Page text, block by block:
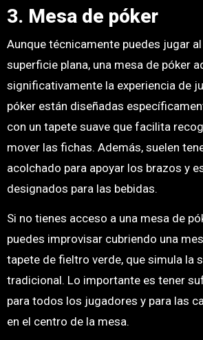
3. Mesa de póker
Aunque técnicamente puedes jugar
superficie plana, una mesa de póker
significativamente la experiencia de
póker están diseñadas
con un tapete suave que facilita
mover las fichas. Además, suelen
acolchado para apoyar los brazos y
designados para las bebidas.
Si no tienes acceso a una mesa de
puedes improvisar cubriendo una
tapete de fieltro verde, que simula la
tradicional. Lo importante es tener
para todos los jugadores y para las
en el centro de la mesa.